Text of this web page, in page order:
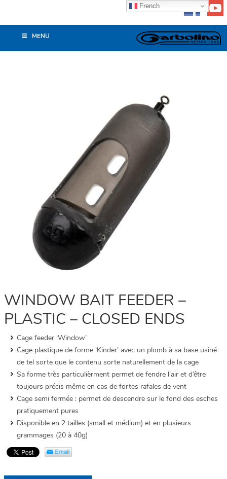
MENU
WINDOW BAIT FEEDER –
PLASTIC – CLOSED ENDS
Cage feeder ‘Window’
Cage plastique de forme ‘Kinder’ avec un plomb à sa base usiné
de tel sorte que le contenu sorte naturellement de la cage
Sa forme très particulièrment permet de fendre l’air et d’être
toujours précis même en cas de fortes rafales de vent
Cage semi fermée : permet de descendre sur le fond des esches
pratiquement pures
Disponible en 2 tailles (small et médium) et en plusieurs
grammages (20 à 40g)
French